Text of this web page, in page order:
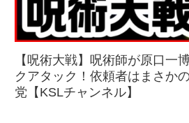
【呪術大戦】呪術師が原口一
クアタック！依頼者はまさか
党【KSLチャンネル】